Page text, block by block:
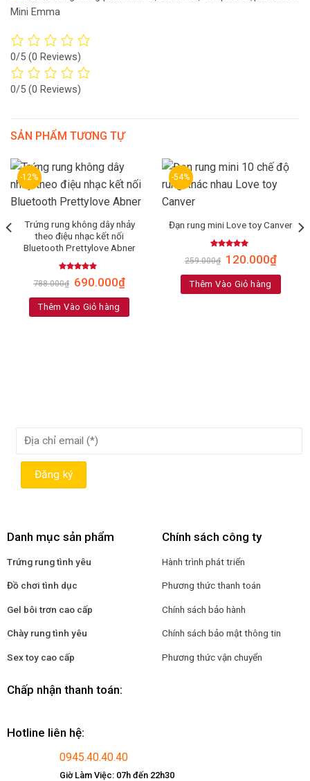
0/5 (0 Reviews)
0/5 (0 Reviews)
SẢN PHẨM TƯƠNG TỰ
-12%
Trứng rung không dây nhảy
theo điệu nhạc kết nối
Bluetooth Prettylove Abner
Rated 4.67
out of 5
788.000₫ 690.000₫
Thêm Vào Giỏ hàng
-54%
Đạn rung mini Love toy Canver
Rated 5.00
out of 5
259.000₫ 120.000₫
Thêm Vào Giỏ hàng
Danh mục sản phẩm
Trứng rung tình yêu
Đồ chơi tình dục
Gel bôi trơn cao cấp
Chày rung tình yêu
Sex toy cao cấp
Chính sách công ty
Hành trình phát triển
Phương thức thanh toán
Chính sách bảo hành
Chính sách bảo mật thông tin
Phương thức vận chuyển
Chấp nhận thanh toán:
Hotline liên hệ:
0945.40.40.40
Giờ Làm Việc: 07h đến 22h30